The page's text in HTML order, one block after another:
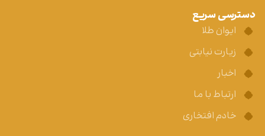
دسترسی سریع
ایوان طلا
زیارت نیابتی
اخبار
ارتباط با ما
خادم افتخاری